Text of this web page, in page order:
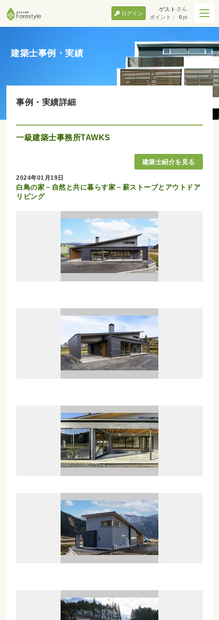
ゲスト さん
ポイント：
0pt
ログイン
建築士事例・実績
事例・実績詳細
一級建築士事務所TAWKS
2024年01月19日
白鳥の家－自然と共に暮らす家－薪ストーブとアウトドア
リビング